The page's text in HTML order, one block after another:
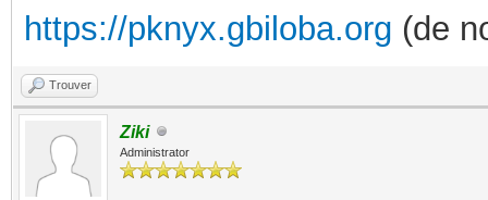
https://pknyx.gbiloba.org (de
Trouver
Ziki
Administrator